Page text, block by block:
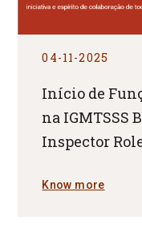
04-11-2025
Início de
na IGMTSSS
Inspector
Know more